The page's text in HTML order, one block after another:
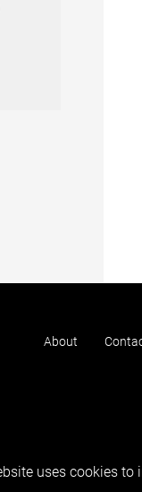
About
uses cookies to